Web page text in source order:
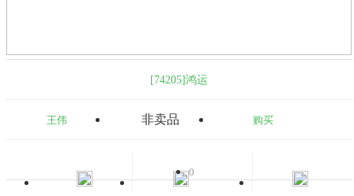
[74205]鸿运
王伟 非卖品 购买
0